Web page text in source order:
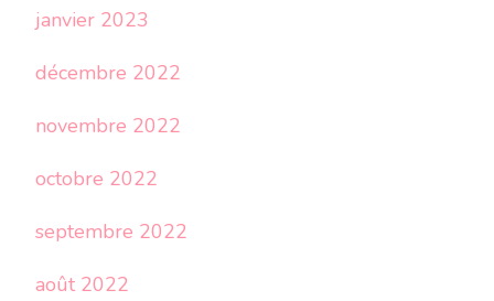
janvier 2023
décembre 2022
novembre 2022
octobre 2022
septembre 2022
août 2022